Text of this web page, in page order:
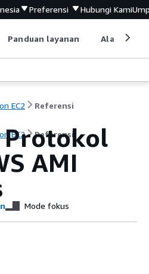
Preferensi Hubungi Kami
Panduan layanan Alat
EC2 Referensi
EC2 Referensi
AMI
Mode fokus